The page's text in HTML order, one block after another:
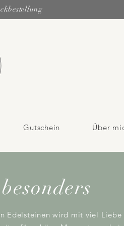
Gutschein Über
Edelsteinen wird mit viel